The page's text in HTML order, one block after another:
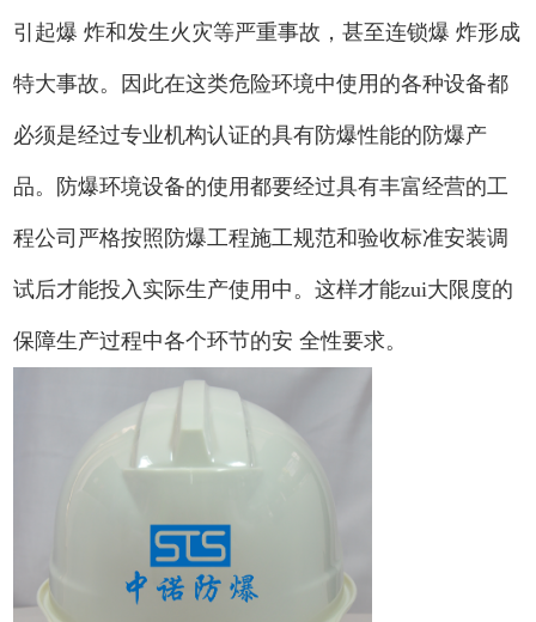
引起爆 炸和发生火灾等严重事故，甚至连锁爆 炸形成
特大事故。因此在这类危险环境中使用的各种设备都
必须是经过专业机构认证的具有防爆性能的防爆产
品。防爆环境设备的使用都要经过具有丰富经营的工
程公司严格按照防爆工程施工规范和验收标准安装调
试后才能投入实际生产使用中。这样才能zui大限度的
保障生产过程中各个环节的安 全性要求。